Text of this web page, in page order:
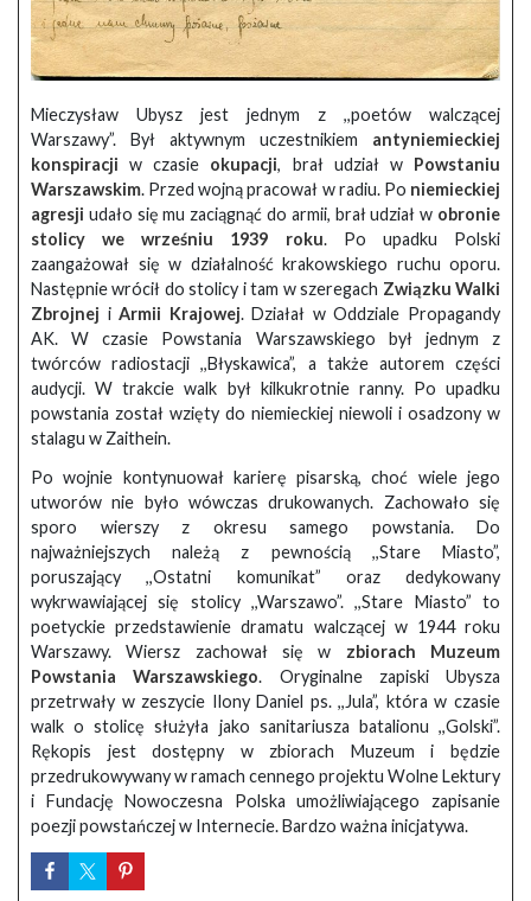
Mieczysław Ubysz jest jednym z ,,poetów walczącej
Warszawy”. Był aktywnym uczestnikiem antyniemieckiej
konspiracji w czasie okupacji, brał udział w Powstaniu
Warszawskim. Przed wojną pracował w radiu. Po niemieckiej
agresji udało się mu zaciągnąć do armii, brał udział w obronie
stolicy we wrześniu 1939 roku. Po upadku Polski
zaangażował się w działalność krakowskiego ruchu oporu.
Następnie wrócił do stolicy i tam w szeregach Związku Walki
Zbrojnej iArmii Krajowej. Działał w Oddziale Propagandy
AK. W czasie Powstania Warszawskiego był jednym z
twórców radiostacji ,,Błyskawica”, a także autorem części
audycji. W trakcie walk był kilkukrotnie ranny. Po upadku
powstania został wzięty do niemieckiej niewoli i osadzony w
stalagu w Zaithein.
Po wojnie kontynuował karierę pisarską, choć wiele jego
utworów nie było wówczas drukowanych. Zachowało się
sporo wierszy z okresu samego powstania. Do
najważniejszych należą z pewnością ,,Stare Miasto”,
poruszający ,,Ostatni komunikat” oraz dedykowany
wykrwawiającej się stolicy ,,Warszawo”. ,,Stare Miasto” to
poetyckie przedstawienie dramatu walczącej w 1944 roku
Warszawy. Wiersz zachował się w zbiorach Muzeum
Powstania Warszawskiego. Oryginalne zapiski Ubysza
przetrwały w zeszycie Ilony Daniel ps. ,,Jula”, która w czasie
walk o stolicę służyła jako sanitariusza batalionu ,,Golski”.
Rękopis jest dostępny w zbiorach Muzeum i będzie
przedrukowywany w ramach cennego projektu Wolne Lektury
i Fundację Nowoczesna Polska umożliwiającego zapisanie
poezji powstańczej w Internecie. Bardzo ważna inicjatywa.